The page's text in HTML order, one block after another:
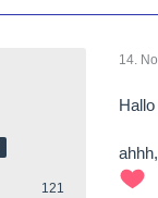
121
14.
Hallo